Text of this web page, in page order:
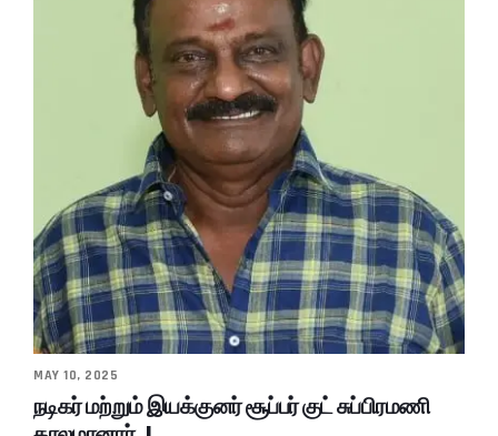
MAY 10, 2025
நடிகர் மற்றும் இயக்குனர் சூப்பர் குட் சுப்பிரமணி